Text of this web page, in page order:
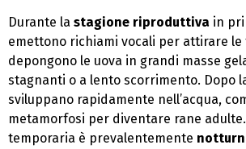
Durante la stagione riproduttiva in
emettono richiami vocali per attirare le
depongono le uova in grandi masse
stagnanti o a lento scorrimento. Dopo
sviluppano rapidamente nell’acqua,
metamorfosi per diventare rane adulte.
temporaria è prevalentemente